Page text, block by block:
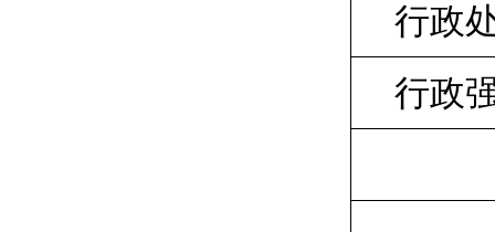
行政
行政